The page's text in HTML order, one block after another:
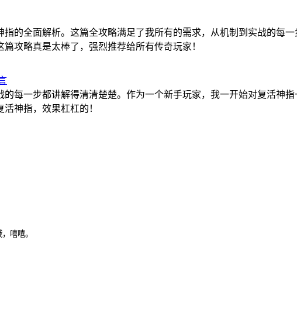
的全面解析。这篇全攻略满足了我所有的需求，从机制到实战的每
攻略真是太棒了，强烈推荐给所有传奇玩家！
每一步都讲解得清清楚楚。作为一个新手玩家，我一开始对复活神
神指，效果杠杠的！
嘻嘻。